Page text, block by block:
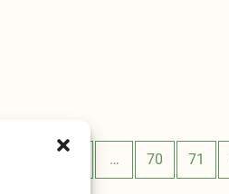
… 70 71